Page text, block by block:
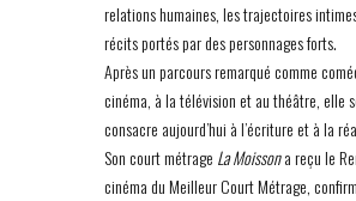
relations humaines, les trajectoires
récits portés par des personnages forts.
Après un parcours remarqué comme
cinéma, à la télévision et au théâtre, elle
consacre aujourd’hui à l’écriture et à la
Son court métrage La Moissona reçu le
cinéma du Meilleur Court Métrage,